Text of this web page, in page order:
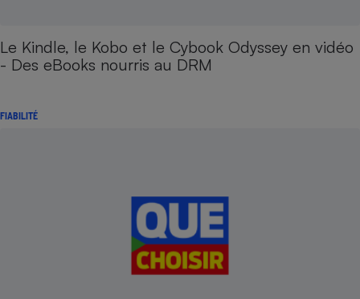
Le Kindle, le Kobo et le Cybook Odyssey en vidéo
- Des eBooks nourris au DRM
FIABILITÉ